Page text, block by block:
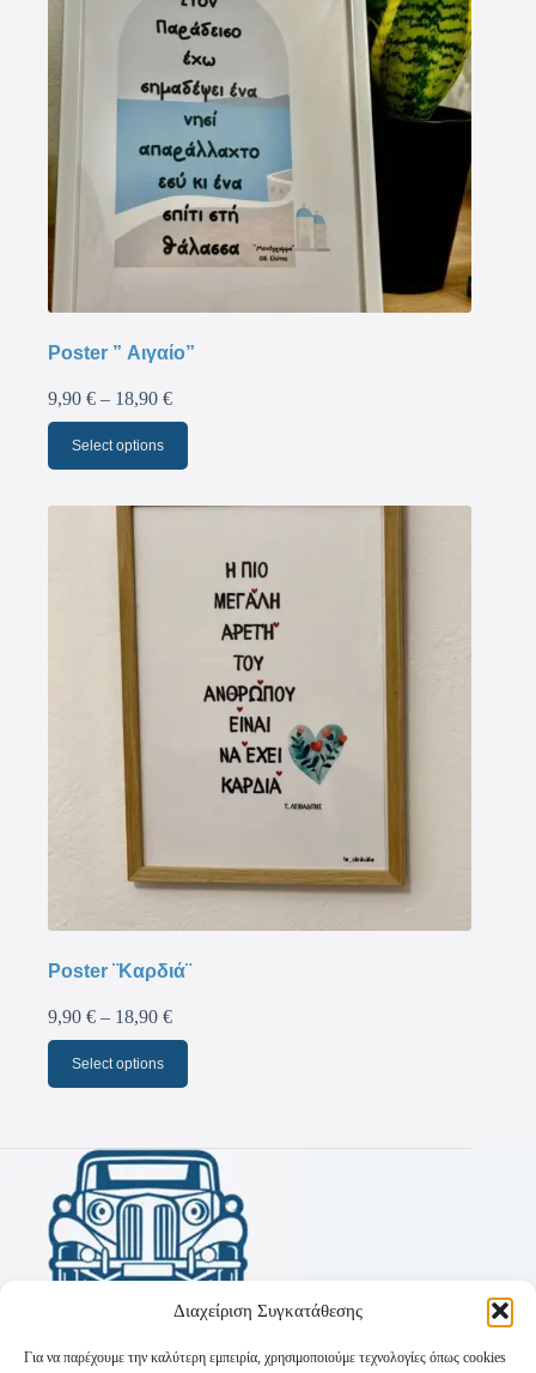
Διαχείριση Συγκατάθεσης
Για να παρέχουμε την καλύτερη εμπειρία, χρησιμοποιούμε τεχνολογίες όπως cookies
Poster ” Αιγαίο”
9,90 € – 18,90 €
Select options
Poster ¨Καρδιά¨
9,90 € – 18,90 €
Select options